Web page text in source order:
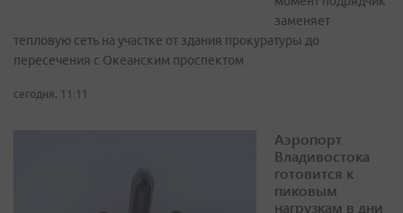
заменяет
тепловую сеть на участке от здания прокуратуры до
пересечения с Океанским проспектом
сегодня, 11:11
Аэропорт
Владивостока
готовится к
пиковым
нагрузкам в дни